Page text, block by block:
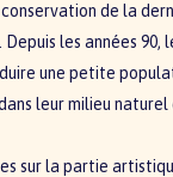
de la
les années 90,
une petite
leur milieu naturel
sur la partie